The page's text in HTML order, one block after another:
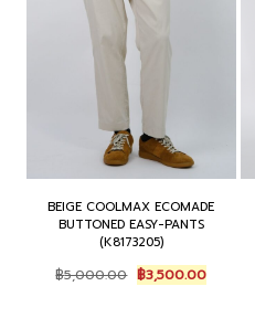
BEIGE COOLMAX ECOMADE
BUTTONED EASY-PANTS
(K8173205)
฿5,000.00 Original
price
฿3,500.00Current
price